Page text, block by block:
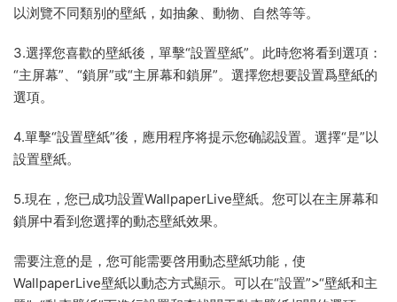
以浏覽不同類别的壁紙，如抽象、動物、自然等等。
3.選擇您喜歡的壁紙後，單擊“設置壁紙”。此時您将看到選項：
“主屏幕”、“鎖屏”或“主屏幕和鎖屏”。選擇您想要設置爲壁紙的
選項。
4.單擊“設置壁紙”後，應用程序将提示您确認設置。選擇“是”以
設置壁紙。
5.現在，您已成功設置WallpaperLive壁紙。您可以在主屏幕和
鎖屏中看到您選擇的動态壁紙效果。
需要注意的是，您可能需要啓用動态壁紙功能，使
WallpaperLive壁紙以動态方式顯示。可以在“設置”>“壁紙和主